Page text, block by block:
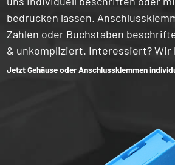
bedrucken lassen.
Zahlen oder Buchstaben
& unkompliziert. Interessiert? Wir
Jetzt Gehäuse oder Anschlussklemmen